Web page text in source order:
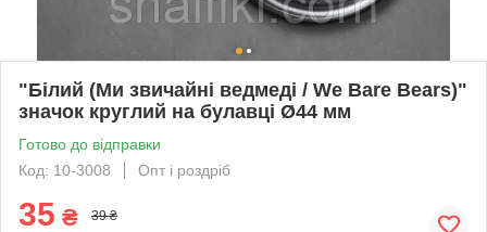
"Білий (Ми звичайні ведмеді / We Bare Bears)"
значок круглий на булавці Ø44 мм
Готово до відправки
Код: 10-3008
Опт і роздріб
35 ₴ 39 ₴